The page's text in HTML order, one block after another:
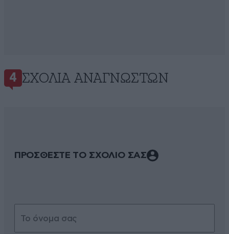
4 ΣΧΌΛΙΑ ΑΝΑΓΝΩΣΤΏΝ
ΠΡΟΣΘΕΣΤΕ ΤΟ ΣΧΟΛΙΟ ΣΑΣ